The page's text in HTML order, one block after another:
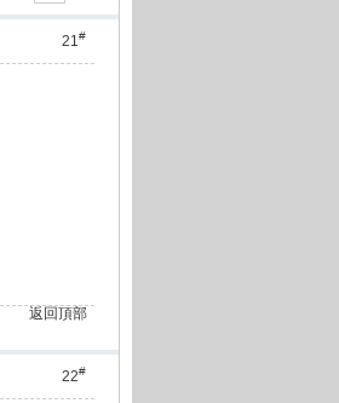
21#
返回頂部
22#